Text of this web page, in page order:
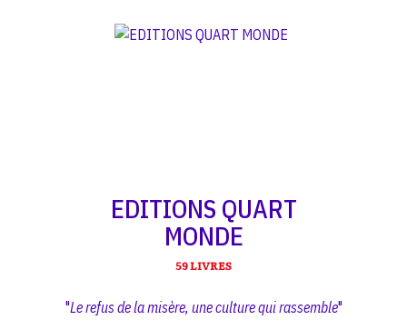
EDITIONS QUART
MONDE
59 LIVRES
"Le refus de la misère, une culture qui rassemble"